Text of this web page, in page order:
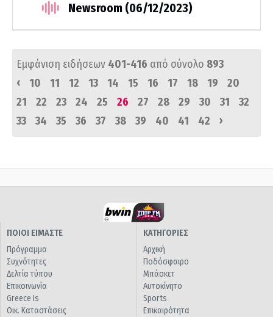
Newsroom (06/12/2023)
Εμφάνιση ειδήσεων 401-416 από σύνολο 893
‹
10 11 12 13 14 15 16 17 18 19
20
21
22 23 24 25 26 27 28 29 30 31
32
33
34 35 36 37 38 39 40 41 42 ›
ΠΟΙΟΙ ΕΙΜΑΣΤΕ
Πρόγραμμα
Συχνότητες
Δελτία τύπου
Επικοινωνία
Greece Is
Οικ. Καταστάσεις
ΚΑΤΗΓΟΡΙΕΣ
Αρχική
Ποδόσφαιρο
Μπάσκετ
Αυτοκίνητο
Sports
Επικαιρότητα